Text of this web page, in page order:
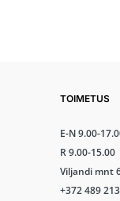
TOIMETUS
E-N 9.00-
R 9.00-15.00
Viljandi mnt
+372 489